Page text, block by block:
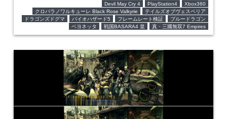
Devil May Cry 4 PlayStation4
Xbox360
クロバラノワルキューレ Black Rose Valkyrie
テイルズオブヴェスペリア
ドラゴンズドグマ
バイオハザード5 フレームレート検証
ブルードラゴン
ベヨネッタ
戦国BASARA4 皇 真・三國無双7 Empires